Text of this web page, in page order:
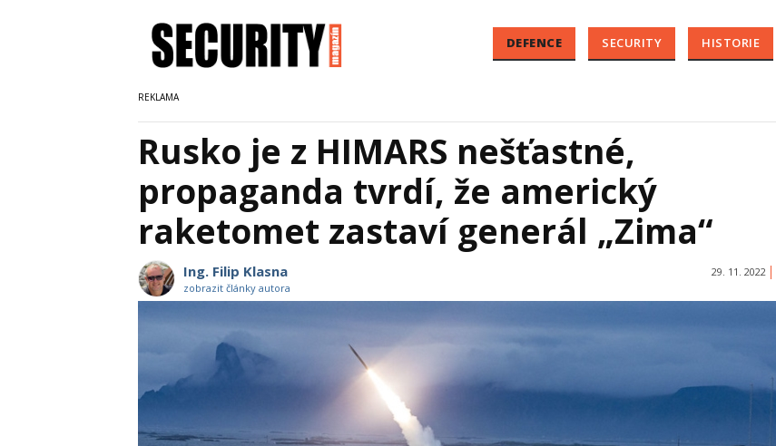
DEFENCE SECURITY HISTORIE
Rusko je z HIMARS nešťastné,
propaganda tvrdí, že americký
raketomet zastaví generál „Zima“
Ing. Filip Klasna
zobrazit články autora
29. 11. 2022